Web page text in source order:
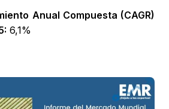
Anual Compuesta (CAGR)
6,1%